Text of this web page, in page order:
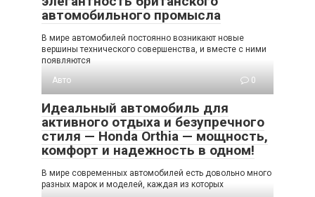
автомобильного промысла
В мире автомобилей постоянно возникают новые
вершины технического совершенства, и вместе с ними
появляются
Авто
0
Идеальный автомобиль для
активного отдыха и безупречного
стиля — Honda Orthia — мощность,
комфорт и надежность в одном!
В мире современных автомобилей есть довольно много
разных марок и моделей, каждая из которых